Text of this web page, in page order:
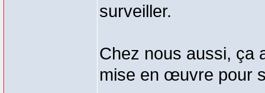
surveiller.
Chez nous aussi, ça
mise en œuvre pour